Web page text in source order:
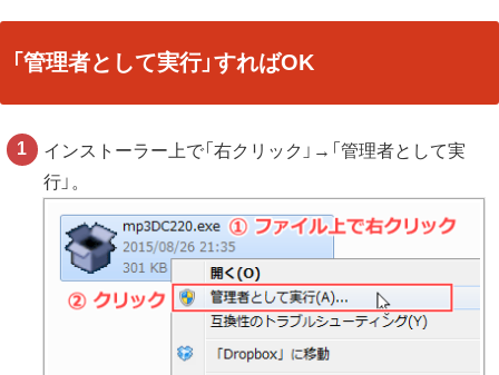
「管理者として実行」すればOK
インストーラー上で「右クリック」→「管理者として実
行」。